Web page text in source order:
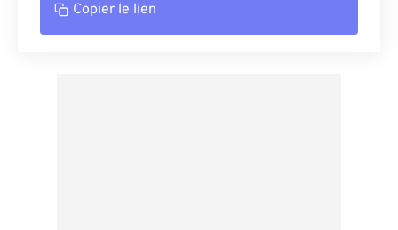
Copier le lien